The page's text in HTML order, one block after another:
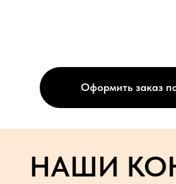
Оформить заказ
НАШИ